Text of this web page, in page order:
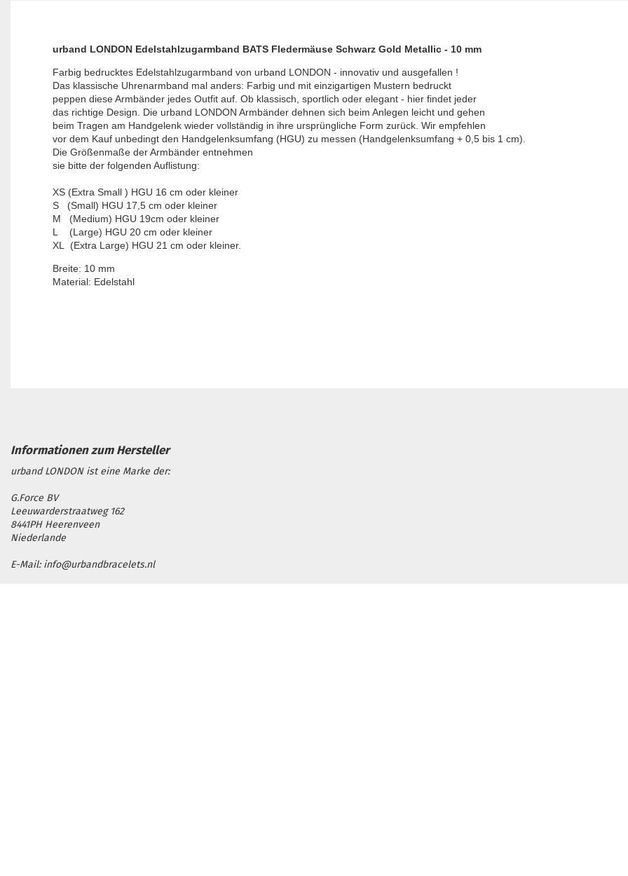
urband LONDON Edelstahlzugarmband BATS Fledermäuse Schwarz Gold Metallic - 10 mm
Farbig bedrucktes Edelstahlzugarmband von urband LONDON - innovativ und ausgefallen !
Das klassische Uhrenarmband mal anders: Farbig und mit einzigartigen Mustern bedruckt
peppen diese Armbänder jedes Outfit auf. Ob klassisch, sportlich oder elegant - hier findet jeder
das richtige Design. Die urband LONDON Armbänder dehnen sich beim Anlegen leicht und gehen
beim Tragen am Handgelenk wieder vollständig in ihre ursprüngliche Form zurück. Wir empfehlen
vor dem Kauf unbedingt den Handgelenksumfang (HGU) zu messen (Handgelenksumfang + 0,5 bis 1 cm).
Die Größenmaße der Armbänder entnehmen
XS (Extra Small ) HGU 16 cm oder kleiner
S   (Small) HGU 17,5 cm oder kleiner
M   (Medium) HGU 19cm oder kleiner
L    (Large) HGU 20 cm oder kleiner
XL  (Extra Large) HGU 21 cm oder kleiner.
Breite: 10 mm
Material: Edelstahl
urband LONDON ist eine Marke der:
G.Force BV
Leeuwarderstraatweg 162
8441PH Heerenveen
Niederlande
E-Mail: info@urbandbracelets.nl